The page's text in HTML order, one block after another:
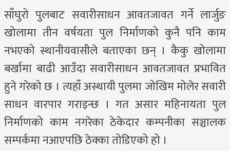
साँघुरो पुलबाट सवारीसाधन आवतजावत गर्ने लार्जुङ
खोलामा तीन वर्षयता पुल निर्माणको कुनै पनि काम
नभएको स्थानीयवासीले बताएका छन् । कैकु खोलामा
बर्खामा बाढी आउँदा सवारीसाधन आवतजावत प्रभावित
हुने गरेको छ । त्यहाँ अस्थायी पुलमा जोखिम मोलेर सवारी
साधन वारपार गराइन्छ । गत असार महिनायता पुल
निर्माणको काम नगरेका ठेकेदार कम्पनीका सञ्चालक
सम्पर्कमा नआएपछि ठेक्का तोडिएको हो ।